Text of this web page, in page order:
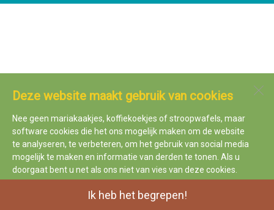
Deze website maakt gebruik van cookies
Nee geen mariakaakjes, koffiekoekjes of stroopwafels, maar
software cookies die het ons mogelijk maken om de website
te analyseren, te verbeteren, om het gebruik van social media
mogelijk te maken en informatie van derden te tonen. Als u
doorgaat bent u net als ons niet van vies van deze cookies.
Ik heb het begrepen!